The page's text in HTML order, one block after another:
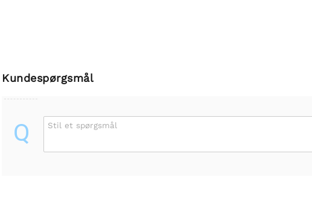
Kundespørgsmål
Q Stil et spørgsmål